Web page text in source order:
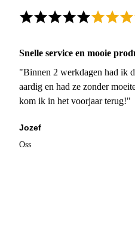
Snelle service en mooie
"Binnen 2 werkdagen had ik
aardig en had ze zonder
kom ik in het voorjaar terug!"
Jozef
Oss